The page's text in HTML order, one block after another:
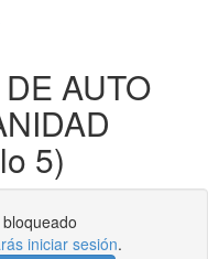
AUTO
5)
iniciar sesión.